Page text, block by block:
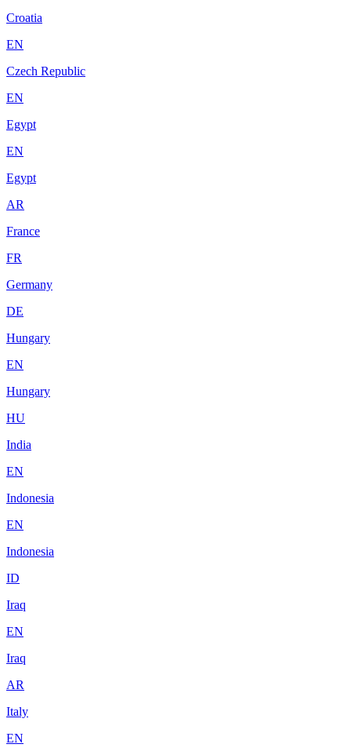
Croatia
EN
Czech Republic
EN
Egypt
EN
Egypt
AR
France
FR
Germany
DE
Hungary
EN
Hungary
HU
India
EN
Indonesia
EN
Indonesia
ID
Iraq
EN
Iraq
AR
Italy
EN